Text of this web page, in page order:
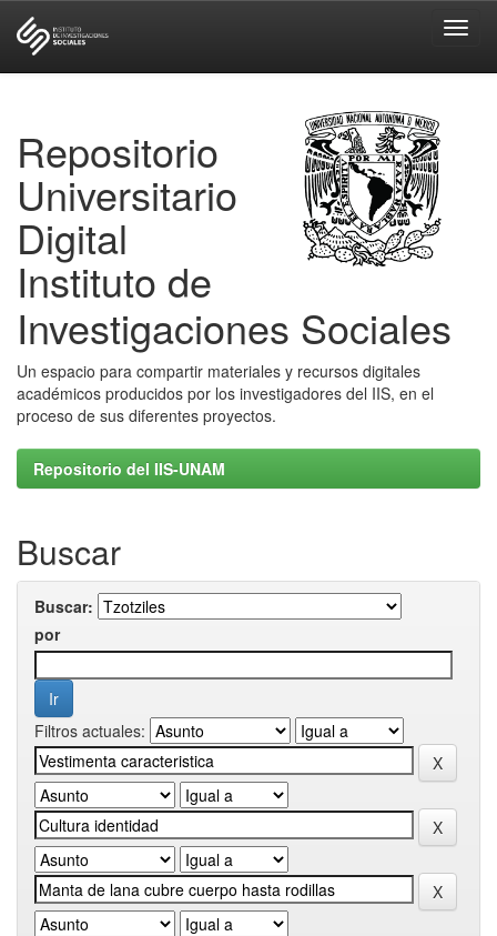
Repositorio
Universitario
Digital
Instituto de
Investigaciones Sociales
Un espacio para compartir materiales y recursos digitales
académicos producidos por los investigadores del IIS, en el
proceso de sus diferentes proyectos.
Repositorio del IIS-UNAM
Buscar
Buscar:
por
Filtros actuales: